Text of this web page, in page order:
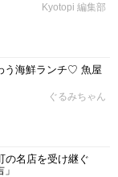
Kyotopi 編集部
う海鮮ランチ♡ 魚屋
ぐるみちゃん
の名店を受け継ぐ